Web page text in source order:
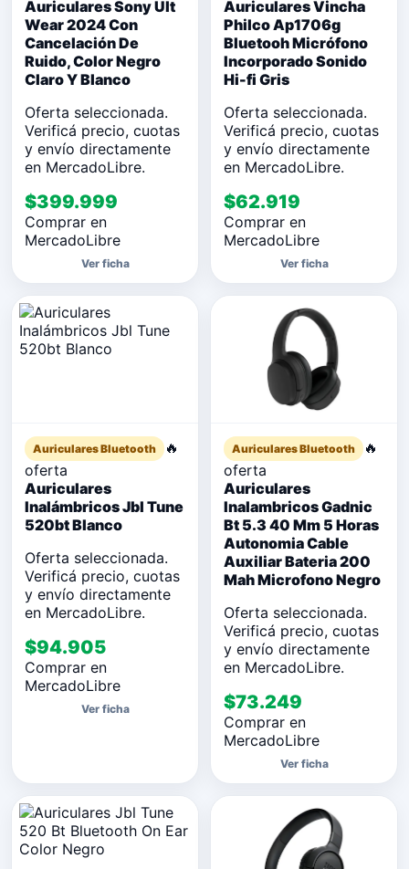
Auriculares Sony Ult
Wear 2024 Con
Cancelación De
Ruido, Color Negro
Claro Y Blanco
Oferta seleccionada.
Verificá precio, cuotas
y envío directamente
en MercadoLibre.
$399.999
Comprar en
MercadoLibre
Ver ficha
Auriculares Vincha
Philco Ap1706g
Bluetooh Micrófono
Incorporado Sonido
Hi-fi Gris
Oferta seleccionada.
Verificá precio, cuotas
y envío directamente
en MercadoLibre.
$62.919
Comprar en
MercadoLibre
Ver ficha
Auriculares Bluetooth
🔥
oferta
Auriculares
Inalámbricos Jbl Tune
520bt Blanco
Oferta seleccionada.
Verificá precio, cuotas
y envío directamente
en MercadoLibre.
$94.905
Comprar en
MercadoLibre
Ver ficha
Auriculares Bluetooth
🔥
oferta
Auriculares
Inalambricos Gadnic
Bt 5.3 40 Mm 5 Horas
Autonomia Cable
Auxiliar Bateria 200
Mah Microfono Negro
Oferta seleccionada.
Verificá precio, cuotas
y envío directamente
en MercadoLibre.
$73.249
Comprar en
MercadoLibre
Ver ficha